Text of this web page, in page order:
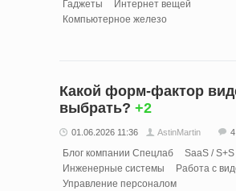
Гаджеты
Интернет вещей
Компьютерное железо
Какой форм-фактор
выбрать? +2
01.06.2026 11:36 AstinMartin 4
Блог компании Спецлаб
SaaS / S+S
Инженерные системы
Работа с
Управление персоналом